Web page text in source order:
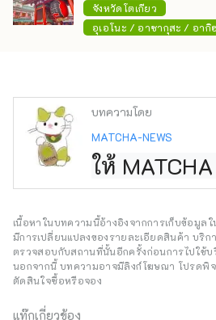
จังหวัดโตเกียว
อุเอโนะ / อาซากุสะ / อากิ
บทความโดย
MATCHA-NEWS
ให้
เนื้อหาในบทความนี้อ้างอิงจากการเก็บข้อมูล
มีการเปลี่ยนแปลงของรายละเอียดสินค้า บริก
ตรวจสอบกับสถานที่นั้นอีกครั้งก่อนการไปใช้บ
นอกจากนี้ บทความอาจมีลิงก์โฆษณา โปรดพิ
ตัดสินใจซื้อหรือจอง
แท๊กเกี่ยวข้อง